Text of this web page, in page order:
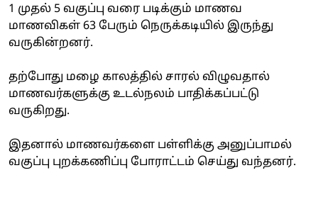
1 முதல் 5 வகுப்பு வரை படிக்கும் மாணவ
மாணவிகள் 63 பேரும் நெருக்கடியில் இருந்து
வருகின்றனர்.
தற்போது மழை காலத்தில் சாரல் விழுவதால்
மாணவர்களுக்கு உடல்நலம் பாதிக்கப்பட்டு
வருகிறது.
இதனால் மாணவர்களை பள்ளிக்கு அனுப்பாமல்
வகுப்பு புறக்கணிப்பு போராட்டம் செய்து வந்தனர்.